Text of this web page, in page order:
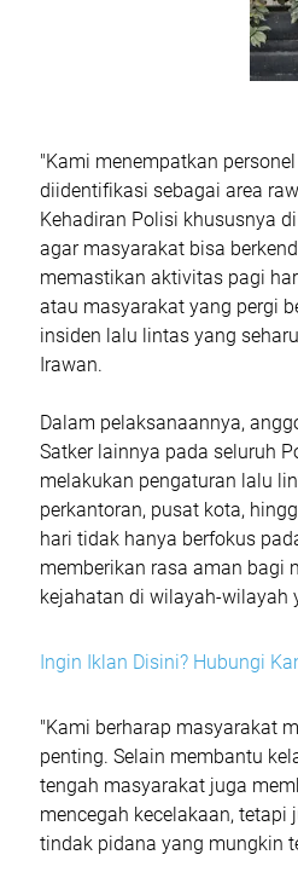
"Kami menempatkan
diidentifikasi sebagai area
Kehadiran Polisi khususnya
agar masyarakat bisa
memastikan aktivitas pagi
atau masyarakat yang pergi
insiden lalu lintas yang
Irawan.
Dalam pelaksanaannya,
Satker lainnya pada seluruh
melakukan pengaturan lalu
perkantoran, pusat kota,
hari tidak hanya berfokus
memberikan rasa aman bagi
kejahatan di wilayah-wilayah
Ingin Iklan Disini? Hubungi
"Kami berharap masyarakat
penting. Selain membantu
tengah masyarakat juga
mencegah kecelakaan,
tindak pidana yang mungkin